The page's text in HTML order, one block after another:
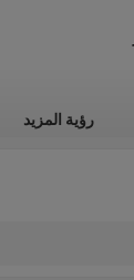
رؤية المزيد